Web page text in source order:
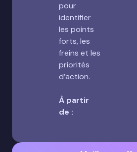
pour
identifier
les points
forts, les
freins et les
priorités
d’action.
À partir
de :